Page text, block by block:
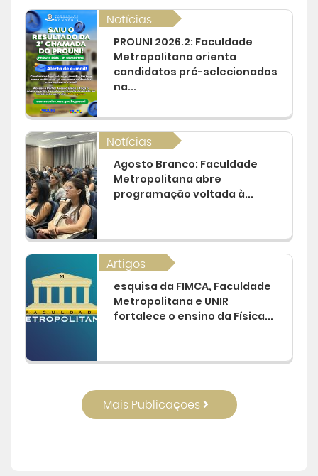
Notícias
PROUNI 2026.2: Faculdade
Metropolitana orienta
candidatos pré-selecionados
na...
Notícias
Agosto Branco: Faculdade
Metropolitana abre
programação voltada à...
Artigos
esquisa da FIMCA, Faculdade
Metropolitana e UNIR
fortalece o ensino da Física...
Mais Publicações